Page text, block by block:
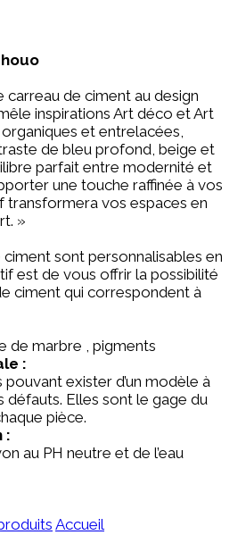
carreau de ciment au design
inspirations Art déco et Art
et entrelacées,
de bleu profond, beige et
parfait entre modernité et
une touche raffinée à vos
transformera vos espaces en
»
sont personnalisables en
est de vous offrir la possibilité
ciment qui correspondent à
de marbre , pigments
:
exister d’un modèle à
défauts. Elles sont le gage du
pièce.
:
au PH neutre et de l’eau
Accueil